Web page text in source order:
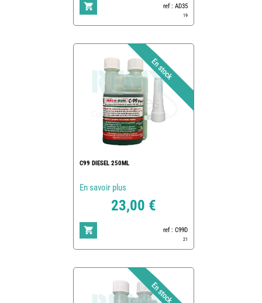
ref : AD35
19
C99 DIESEL 250ML
En savoir plus
23,00 €
ref : C99D
21